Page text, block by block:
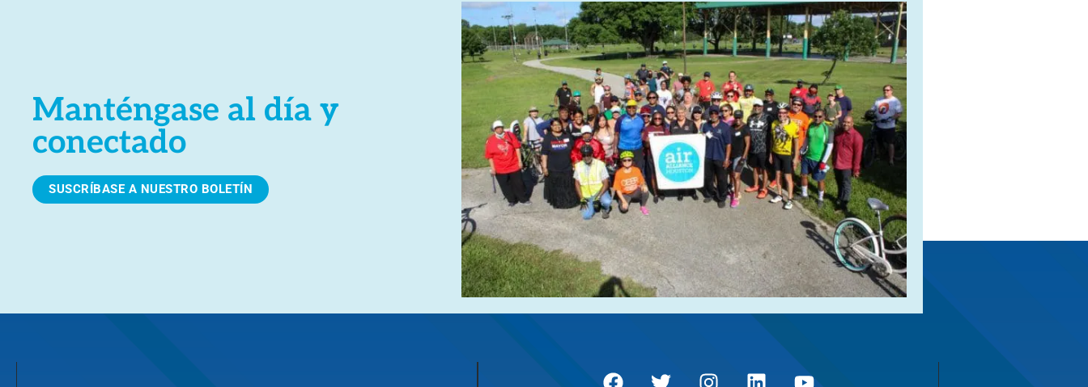
Manténgase al día y
conectado
SUSCRÍBASE A NUESTRO BOLETÍN